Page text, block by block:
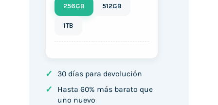
256GB 512GB
1TB
✓ 30 días para devolución
✓
Hasta 60% más barato que
uno nuevo